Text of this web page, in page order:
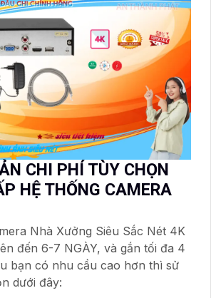
CHI PHÍ TÙY CHỌN
HỆ THỐNG CAMERA
Nhà Xưởng Siêu Sắc Nét 4K
đến 6-7 NGÀY, và gắn tối đa 4
bạn có nhu cầu cao hơn thì sử
dưới đây: